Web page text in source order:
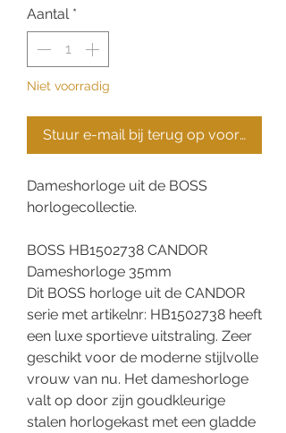
Aantal *
Niet voorradig
Stuur e-mail bij terug op voorraad
Dameshorloge uit de BOSS
horlogecollectie.
BOSS HB1502738 CANDOR
Dameshorloge 35mm
Dit BOSS horloge uit de CANDOR
serie met artikelnr: HB1502738 heeft
een luxe sportieve uitstraling. Zeer
geschikt voor de moderne stijlvolle
vrouw van nu. Het dameshorloge
valt op door zijn goudkleurige
stalen horlogekast met een gladde